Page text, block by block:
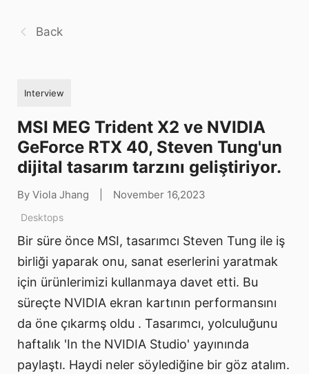
Back
Interview
MSI MEG Trident X2 ve NVIDIA
GeForce RTX 40, Steven Tung'un
dijital tasarım tarzını geliştiriyor.
By Viola Jhang November 16,2023
Desktops
Bir süre önce MSI, tasarımcı Steven Tung ile iş
birliği yaparak onu, sanat eserlerini yaratmak
için ürünlerimizi kullanmaya davet etti. Bu
süreçte NVIDIA ekran kartının performansını
da öne çıkarmş oldu . Tasarımcı, yolculuğunu
haftalık 'In the NVIDIA Studio' yayınında
paylaştı. Haydi neler söylediğine bir göz atalım.